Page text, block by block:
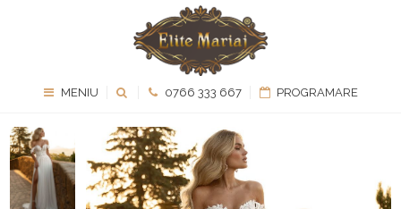
MENIU 0766 333 667 PROGRAMARE